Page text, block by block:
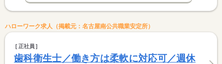
ハローワーク求人（掲載元：名古屋南公共職業安定所）
正社員
歯科衛生士／働き方は柔軟に対応可／週休